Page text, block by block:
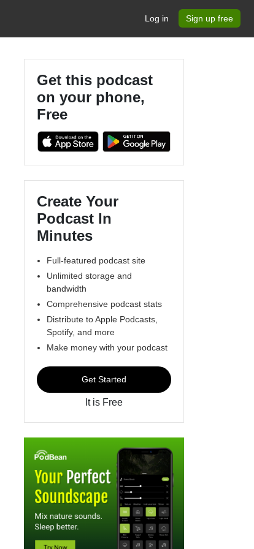
Log in Sign up free
Get this podcast
on your phone,
Free
Create Your
Podcast In
Minutes
Full-featured podcast site
Unlimited storage and
bandwidth
Comprehensive podcast stats
Distribute to Apple Podcasts,
Spotify, and more
Make money with your podcast
Get Started
It is Free